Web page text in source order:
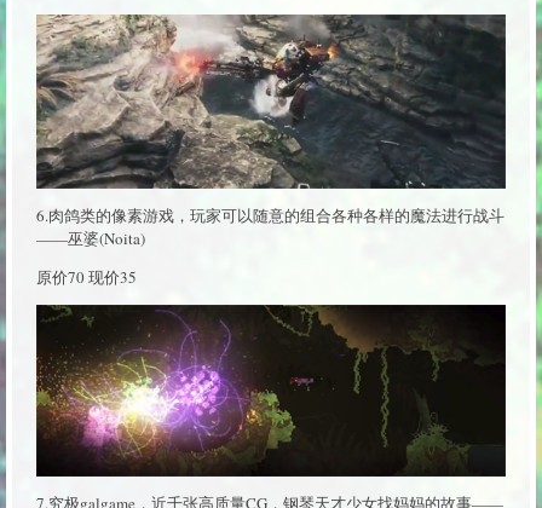
6.肉鸽类的像素游戏，玩家可以随意的组合各种各样的魔法进行战斗
——巫婆(Noita)
原价70 现价35
7.究极galgame，近千张高质量CG，钢琴天才少女找妈妈的故事——